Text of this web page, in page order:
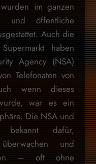
im ganzen
und öffentliche
Auch die
haben
Agency (NSA)
Telefonaten von
wenn dieses
war es ein
Die NSA und
dafür,
und
– oft ohne